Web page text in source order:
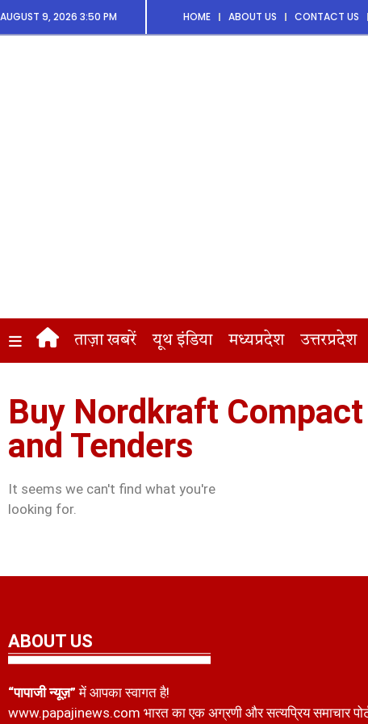
AUGUST 9, 2026 3:50 PM HOME ABOUT US CONTACT US
ताज़ा खबरें यूथ इंडिया मध्यप्रदेश उत्तरप्रदेश
Buy Nordkraft
and Tenders
It seems we can't find what you're
looking for.
ABOUT US
“पापाजी न्यूज़” में आपका स्वागत है!
www.papajinews.com भारत का एक अग्रणी और सत्यप्रिय समाचार